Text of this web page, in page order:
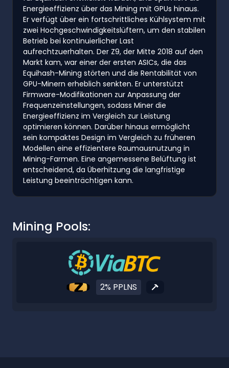
Energieeffizienz über das Mining mit GPUs hinaus.
Er verfügt über ein fortschrittliches Kühlsystem mit
zwei Hochgeschwindigkeitslüftern, um den stabilen
Betrieb bei kontinuierlicher Last
aufrechtzuerhalten. Der Z9, der Mitte 2018 auf den
Markt kam, war einer der ersten ASICs, die das
Equihash-Mining störten und die Rentabilität von
GPU-Minern erheblich senkten. Er unterstützt
Firmware-Modifikationen zur Anpassung der
Frequenzeinstellungen, sodass Miner die
Energieeffizienz im Vergleich zur Leistung
optimieren können. Darüber hinaus ermöglicht
sein kompaktes Design im Vergleich zu früheren
Modellen eine effizientere Raumausnutzung in
Mining-Farmen. Eine angemessene Belüftung ist
entscheidend, da Überhitzung die langfristige
Leistung beeinträchtigen kann.
Mining Pools:
2% PPLNS